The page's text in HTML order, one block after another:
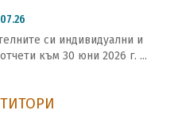
07.26
си индивидуални и
към 30 юни 2026 г. ...